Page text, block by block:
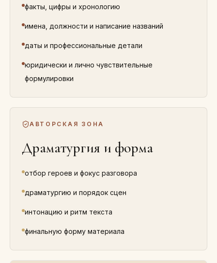
факты, цифры и хронологию
имена, должности и написание названий
даты и профессиональные детали
юридически и лично чувствительные
формулировки
АВТОРСКАЯ ЗОНА
Драматургия и форма
отбор героев и фокус разговора
драматургию и порядок сцен
интонацию и ритм текста
финальную форму материала